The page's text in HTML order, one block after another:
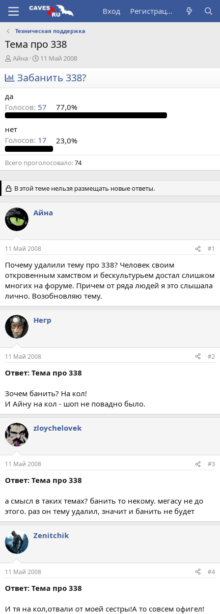
Вход Регистрация
Техническая поддержка
Тема про 338
А
в
т
о
р
т
е
м
ы
Айна
Д
а
т
а
ч
а
а
11 Май 2008
Забанить 338?
да
Голосов: 57 77,0%
нет
Голосов: 17 23,0%
Всего проголосовало 74
В этой теме нельзя размещать новые ответы.
Айна
11 Май 2008 #1
Почему удалили тему про 338? Человек своим
откровенным хамством и бескультурьем достал слишком
многих на форуме. Причем от ряда людей я это слышала
лично. Возобновляю тему.
Негр
11 Май 2008 #2
Ответ: Тема про 338
Зочем банить? На кол!
И Айну на кол - шоп не повадно было.
zloychelovek
11 Май 2008 #3
Ответ: Тема про 338
а смысл в таких темах? банить то некому. мегасу не до
этого. раз он тему удалил, значит и банить не будет
Zenitchik
11 Май 2008 #4
Ответ: Тема про 338
И тя на кол,отвали от моей сестры!А то совсем офигел!